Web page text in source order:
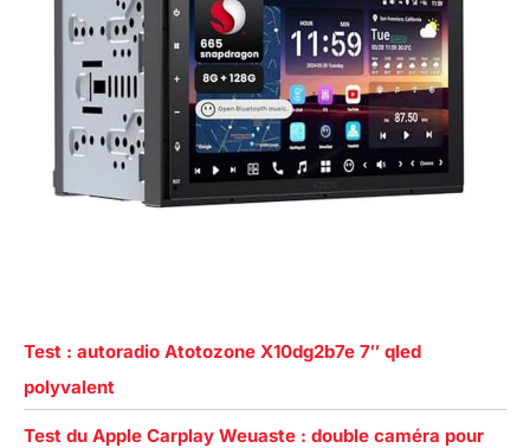
Test : autoradio Atotozone X10dg2b7e 7″ qled
polyvalent
Test du Apple Carplay Weuaste : double caméra pour